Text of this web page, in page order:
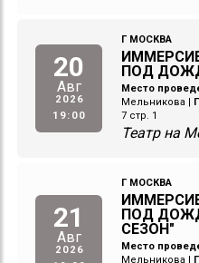
20
Авг
2026
19:00
Г МОСКВА
ПОД
Место
Мельникова
7 стр. 1
Театр на
21
Авг
2026
Г МОСКВА
ПОД
СЕЗОН"
Место
Мельникова